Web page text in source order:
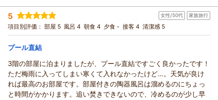
宿泊時期： 2026年05月宿泊 (家族旅行)
投稿者： おかさんさん
宿泊プラン： 【じゃらんスペシャルウィーク】＜早期割＞さらにポイント
10％付！天空のラウンジで過ごす大人旅。
ツイン 朝のみ
宿泊価格帯：
5 女性/50代 家族旅行
項目別評価： 部屋 5 風呂 4 朝食 4 夕食 - 接客 4 清潔感 5
プール直結
3階の部屋に泊まりましたが、プール直結ですごく良かったです！
ただ梅雨に入ってしまい寒くて入れなかったけど…。天気が良け
れば最高のお部屋です。部屋付きの陶器風呂は溜めるのにちょっ
と時間がかかります。追い焚きできないので、冷めるのが少し早